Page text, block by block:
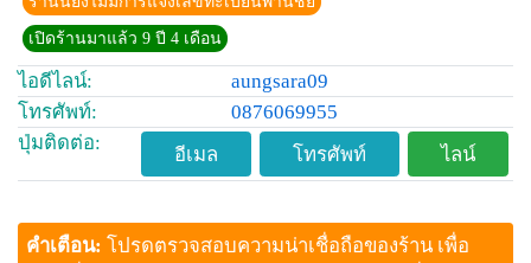
เปิดร้านมาแล้ว 9 ปี 4 เดือน
ไอดีไลน์:
aungsara09
โทรศัพท์:
0876069955
ปุ่มติดต่อ:
อีเมล โทรศัพท์ ไลน์
คำเตือน: โปรดตรวจสอบความน่าเชื่อถือของร้าน เพื่อ